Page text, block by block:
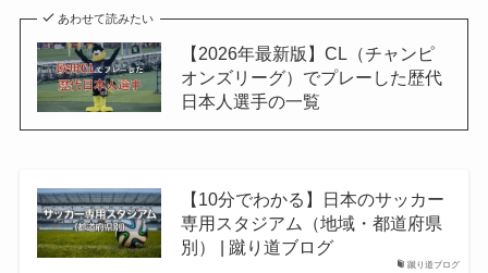
あわせて読みたい
【2026年最新版】CL（チャンピ
オンズリーグ）でプレーした歴代
日本人選手の一覧
蹴り道ブログ
【10分でわかる】日本のサッカー
専用スタジアム（地域・都道府県
別） | 蹴り道ブログ